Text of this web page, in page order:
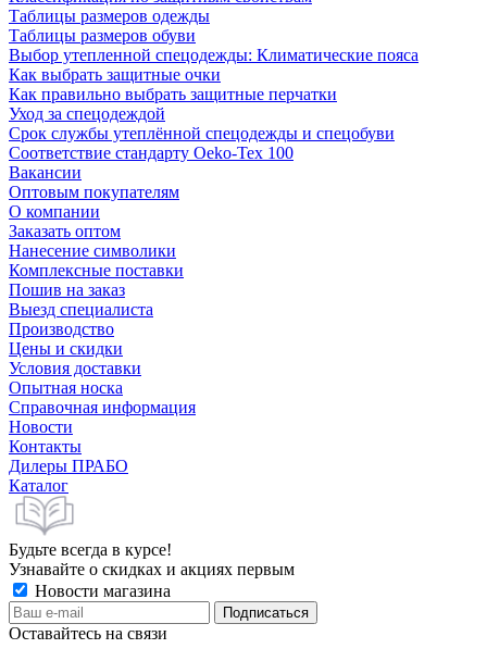
Таблицы размеров одежды
Таблицы размеров обуви
Выбор утепленной спецодежды: Климатические пояса
Как выбрать защитные очки
Как правильно выбрать защитные перчатки
Уход за спецодеждой
Срок службы утеплённой спецодежды и спецобуви
Соответствие стандарту Oeko-Tex 100
Вакансии
Оптовым покупателям
О компании
Заказать оптом
Нанесение символики
Комплексные поставки
Пошив на заказ
Выезд специалиста
Производство
Цены и скидки
Условия доставки
Опытная носка
Справочная информация
Новости
Контакты
Дилеры ПРАБО
Каталог
Будьте всегда в курсе!
Узнавайте о скидках и акциях первым
Новости магазина
Оставайтесь на связи